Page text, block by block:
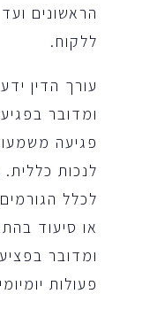
הראשונים
ללקוח.
עורך הדין
ומדובר
פגיעה
לנכות כללית.
לכלל
או סיעוד
ומדובר
פעולות